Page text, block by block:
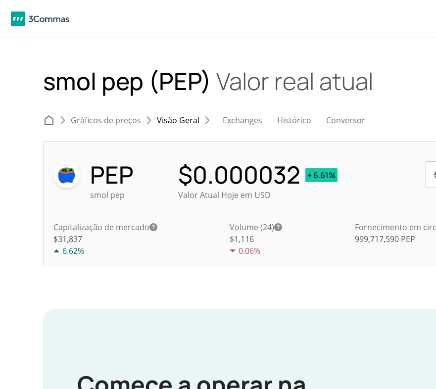
smol pep (PEP) Valor real atual
Gráficos de preços Visão Geral Exchanges Histórico Conversor
PEP
smol pep
$0.000032
+ 6.61%
Valor Atual Hoje em USD
Capitalização de mercado
$31,837
6.62%
Volume (24)
$1,116
0.06%
Fornecimento em
999,717,590 PEP